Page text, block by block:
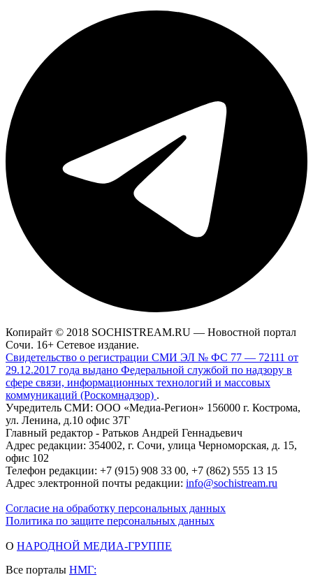
Копирайт © 2018 SOCHISTREAM.RU — Новостной портал
Сочи. 16+ Сетевое издание.
Свидетельство о регистрации СМИ ЭЛ № ФС 77 — 72111 от
29.12.2017 года выдано Федеральной службой по надзору в
сфере связи, информационных технологий и массовых
коммуникаций (Роскомнадзор) .
Учредитель СМИ: ООО «Медиа-Регион» 156000 г. Кострома,
ул. Ленина, д.10 офис 37Г
Главный редактор - Ратьков Андрей Геннадьевич
Адрес редакции: 354002, г. Сочи, улица Черноморская, д. 15,
офис 102
Телефон редакции: +7 (915) 908 33 00, +7 (862) 555 13 15
Адрес электронной почты редакции: info@sochistream.ru
Согласие на обработку персональных данных
Политика по защите персональных данных
О НАРОДНОЙ МЕДИА-ГРУППЕ
Все порталы НМГ: